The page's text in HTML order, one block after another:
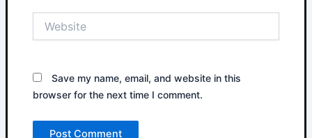
Save my name, email, and website in this
browser for the next time I comment.